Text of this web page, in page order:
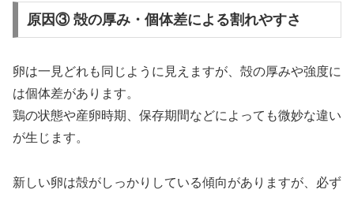
原因③ 殻の厚み・個体差による割れやすさ
卵は一見どれも同じように見えますが、殻の厚みや強度に
は個体差があります。
鶏の状態や産卵時期、保存期間などによっても微妙な違い
が生じます。
新しい卵は殻がしっかりしている傾向がありますが、必ず